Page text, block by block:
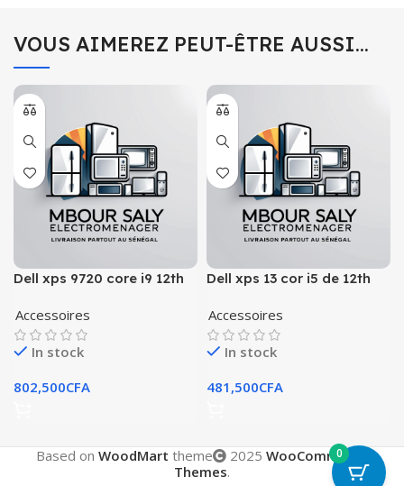
VOUS AIMEREZ PEUT-ÊTRE AUSSI…
Dell xps 9720 core i9 12th
Accessoires
In stock
802,500CFA
Dell xps 13 cor i5 de 12th
Accessoires
In stock
481,500CFA
Based on WoodMart theme 2025 WooCommerce
Themes.
0